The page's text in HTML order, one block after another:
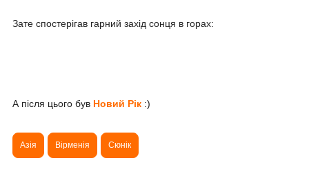
Зате спостерігав гарний захід сонця в горах:
А після цього був Новий Рік :)
Азія Вірменія Сюнік